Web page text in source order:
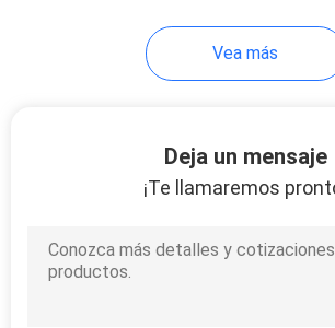
Vea más
Deja un mensaje
¡Te llamaremos